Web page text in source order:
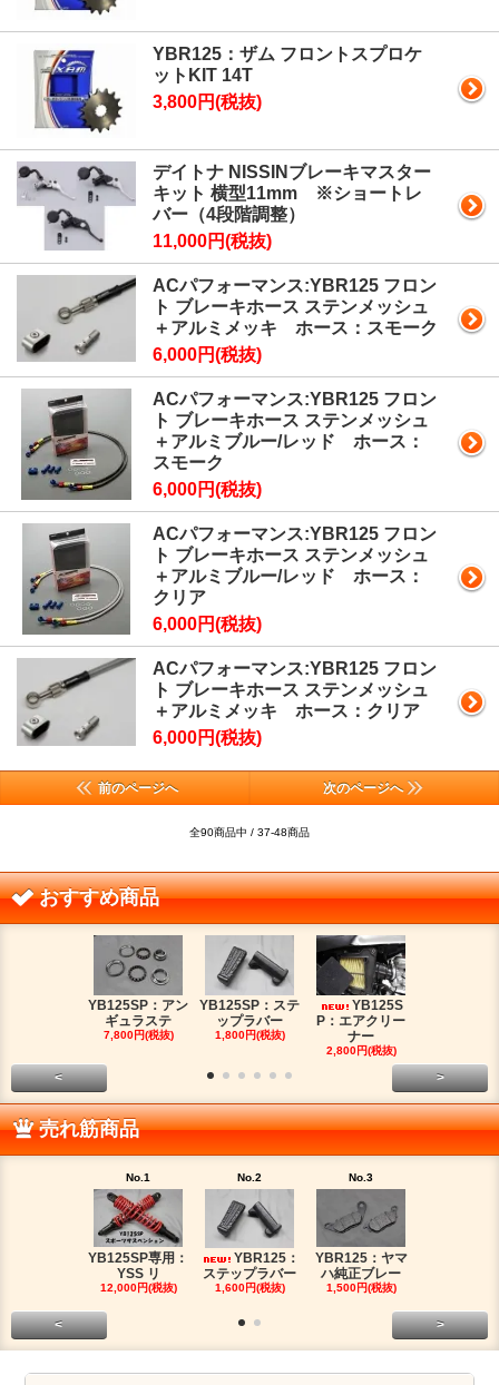
YBR125：ザム フロントスプロケ
ットKIT 14T
3,800円(税抜)
デイトナ NISSINブレーキマスター
キット 横型11mm ※ショートレ
バー（4段階調整）
11,000円(税抜)
ACパフォーマンス:YBR125 フロン
ト ブレーキホース ステンメッシュ
＋アルミメッキ ホース：スモーク
6,000円(税抜)
ACパフォーマンス:YBR125 フロン
ト ブレーキホース ステンメッシュ
＋アルミブルー/レッド ホース：
スモーク
6,000円(税抜)
ACパフォーマンス:YBR125 フロン
ト ブレーキホース ステンメッシュ
＋アルミブルー/レッド ホース：
クリア
6,000円(税抜)
ACパフォーマンス:YBR125 フロン
ト ブレーキホース ステンメッシュ
＋アルミメッキ ホース：クリア
6,000円(税抜)
前のページへ 次のページへ
全90商品中 / 37-48商品
おすすめ商品
YB125SP：アン
ギュラステ
7,800円(税抜)
YB125SP：ステ
ップラバー
1,800円(税抜)
YB125S
P：エアクリー
ナー
2,800円(税抜)
< >
売れ筋商品
No.1
YB125SP専用：
YSS リ
12,000円(税抜)
No.2
YBR125：
ステップラバー
1,600円(税抜)
No.3
YBR125：ヤマ
ハ純正ブレー
1,500円(税抜)
< >